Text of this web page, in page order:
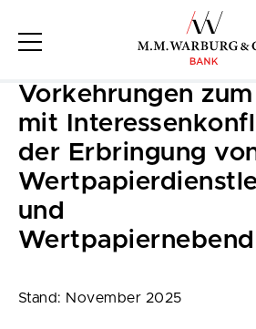
Vorkehrungen
mit
der Erbringung
und
Stand: November 2025